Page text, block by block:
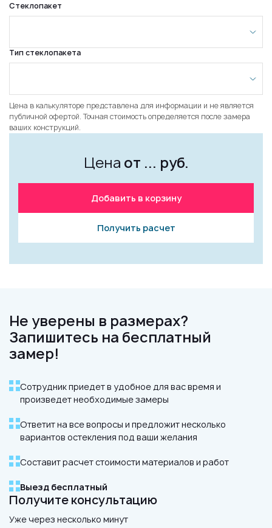
Стеклопакет
Тип стеклопакета
Цена в калькуляторе представлена для информации и не является
публичной офертой. Точная стоимость определяется после замера
ваших конструкций.
Цена от ... руб.
Добавить в корзину
Получить расчет
Не уверены в размерах?
Запишитесь на бесплатный
замер!
Сотрудник приедет в удобное для вас время и
произведет необходимые замеры
Ответит на все вопросы и предложит несколько
вариантов остекления под ваши желания
Составит расчет стоимости материалов и работ
Выезд бесплатный
Получите консультацию
Уже через несколько минут